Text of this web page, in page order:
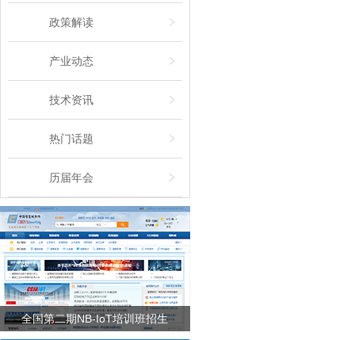
政策解读
产业动态
技术资讯
热门话题
历届年会
全国第二期NB-IoT培训班招生